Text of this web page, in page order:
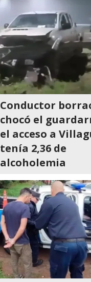
Conductor
chocó el
el acceso a
tenía 2,36 de
alcoholemia